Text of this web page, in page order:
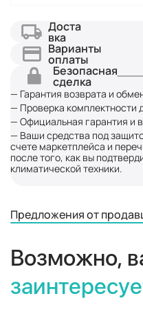
Доста
вка
Варианты
оплаты
Безопасная
сделка
— Гарантия возврата и
— Проверка комплектности
— Официальная гарантия и
— Ваши средства под
счете маркетплейса и
после того, как вы
климатической техники.
Предложения от
Возможно,